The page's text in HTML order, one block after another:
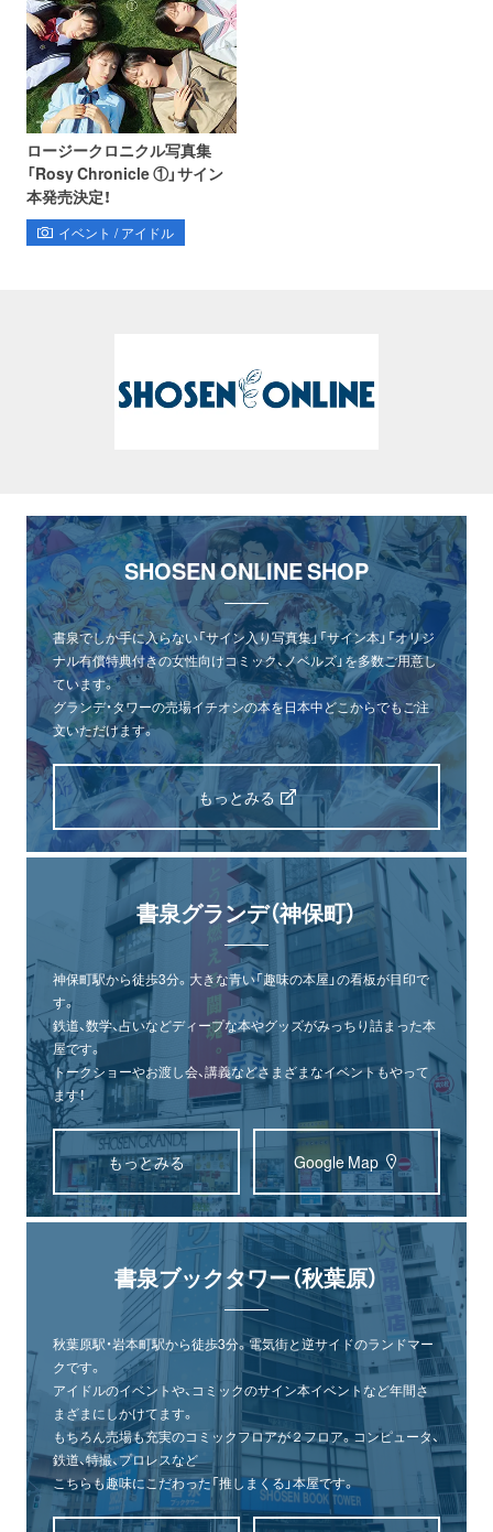
ロージークロニクル写真集
「Rosy Chronicle ①」サイン
本発売決定！
イベント / アイドル
SHOSEN ONLINE SHOP
書泉でしか手に入らない「サイン入り写真集」「サイン本」「オリジ
ナル有償特典付きの女性向けコミック、ノベルズ」を多数ご用意し
ています。
グランデ・タワーの売場イチオシの本を日本中どこからでもご注
文いただけます。
もっとみる
書泉グランデ（神保町）
神保町駅から徒歩3分。大きな青い「趣味の本屋」の看板が目印で
す。
鉄道、数学、占いなどディープな本やグッズがみっちり詰まった本
屋です。
トークショーやお渡し会、講義などさまざまなイベントもやって
ます！
もっとみる Google Map
書泉ブックタワー（秋葉原）
秋葉原駅・岩本町駅から徒歩3分。電気街と逆サイドのランドマー
クです。
アイドルのイベントや、コミックのサイン本イベントなど年間さ
まざまにしかけてます。
もちろん売場も充実のコミックフロアが２フロア。コンピュータ、
鉄道、特撮、プロレスなど
こちらも趣味にこだわった「推しまくる」本屋です。